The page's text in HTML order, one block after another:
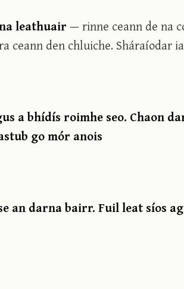
leathuair— rinne ceann de na
ceann den chluiche. Sháraíodar
a bhídís roimhe seo. Chaon
go mór anois
an darna bairr. Fuil leat síos